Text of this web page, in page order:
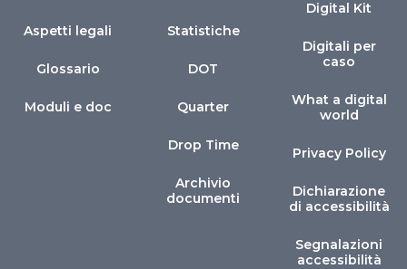
Aspetti legali
Glossario
Moduli e doc
Statistiche
DOT
Quarter
Drop Time
Archivio
documenti
Digital Kit
Digitali per
caso
What a digital
world
Privacy Policy
Dichiarazione
di accessibilità
Segnalazioni
accessibilità